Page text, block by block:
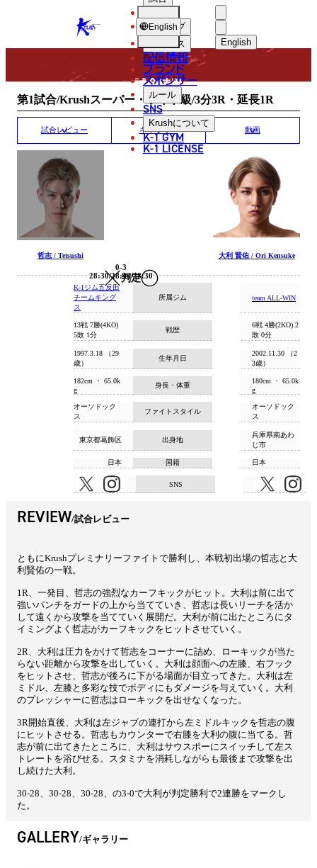
KRUSH English
한국어
中文（简体
中文（繁體
العربية
ショップ
ニュース
配信情報
ブランド
スポンサー
ルール
SNS
Krushについて
K-1 GYM
K-1 LICENSE
English
MATCH RESULT
試合結果
第1試合/Krushスーパー・ライト級/3分3R・延長1R
試合レビュー ギャラリー 動画
哲志 / Tetsushi
判定
0-3
28:30/28:30/28:30
大利 賢佑 / Ori Kensuke
所属ジム
K-1ジム五反田
チームキング
ス
team ALL-WIN
戦歴
13戦 7勝(4KO)
5敗 1分
6戦 4勝(2KO) 2
敗 0分
生年月日
1997.3.18 （29
歳）
2002.11.30 （2
3歳）
身長・体重
182cm ・ 65.0k
g
180cm ・ 65.0k
g
ファイトスタイル
オーソドック
ス
オーソドック
ス
出身地
東京都葛飾区
兵庫県南あわ
じ市
国籍
日本 日本
SNS
REVIEW 試合レビュー
ともにKrushプレミナリーファイトで勝利し、本戦初出場の哲志と大
利賢佑の一戦。
1R、一発目、哲志の強烈なカーフキックがヒット。大利は前に出て
強いパンチをガードの上から当てていき、哲志は長いリーチを活か
して遠くから攻撃を当てていく展開だ。大利が前に出たところにタ
イミングよく哲志がカーフキックをヒットさせていく。
2R、大利は圧力をかけて哲志をコーナーに詰め、ローキックが当た
らない距離から攻撃を出していく。大利は顔面への左膝、右フック
をヒットさせ、哲志が後ろに下がる場面が目立ってきた。大利は左
ミドル、左膝と多彩な技でボディにもダメージを与えていく。大利
のプレッシャーに哲志はローキックを出せなくなった。
3R開始直後、大利は左ジャブの連打から左ミドルキックを哲志の腹
にヒットさせる。哲志もカウンターで右膝を大利の腹に当てる。哲
志が前に出てきたところに、大利はサウスポーにスイッチして左ス
トレートを浴びせる。スタミナを消耗しながらも最後まで攻撃を出
し続けた大利。
30-28、30-28、30-28、の3-0で大利が判定勝利で2連勝をマークし
た。
GALLERY ギャラリー